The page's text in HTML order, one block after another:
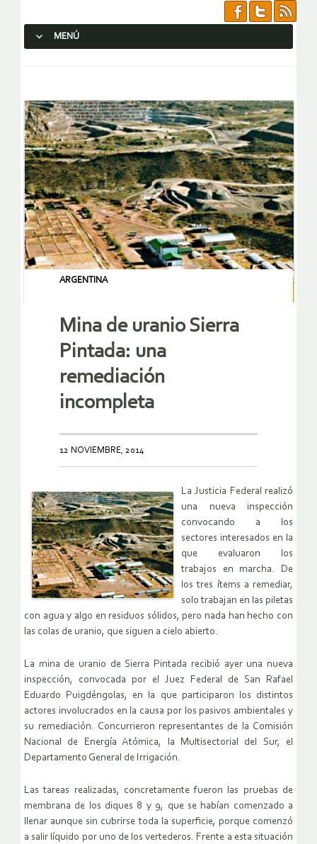
MENÚ
ARGENTINA
Mina de uranio Sierra
Pintada: una
remediación
incompleta
12 NOVIEMBRE, 2014
La Justicia Federal realizó
una nueva inspección
convocando a los
sectores interesados en la
que evaluaron los
trabajos en marcha. De
los tres ítems a remediar,
solo trabajan en las piletas
con agua y algo en residuos sólidos, pero nada han hecho con
las colas de uranio, que siguen a cielo abierto.
La mina de uranio de Sierra Pintada recibió ayer una nueva
inspección, convocada por el Juez Federal de San Rafael
Eduardo Puigdéngolas, en la que participaron los distintos
actores involucrados en la causa por los pasivos ambientales y
su remediación. Concurrieron representantes de la Comisión
Nacional de Energía Atómica, la Multisectorial del Sur, el
Departamento General de Irrigación.
Las tareas realizadas, concretamente fueron las pruebas de
membrana de los diques 8 y 9, que se habían comenzado a
llenar aunque sin cubrirse toda la superficie, porque comenzó
a salir líquido por uno de los vertederos. Frente a esta situación